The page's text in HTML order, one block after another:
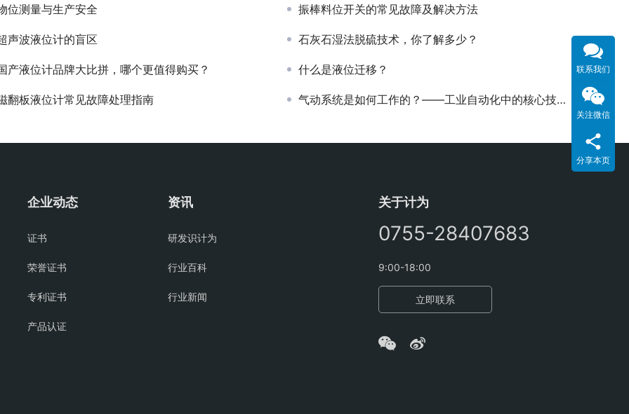
位测量与生产安全 振棒料位开关的常见故障及解决方法
声波液位计的盲区 石灰石湿法脱硫技术，你了解多少？
产液位计品牌大比拼，哪个更值得购买？ 什么是液位迁移？
翻板液位计常见故障处理指南 气动系统是如何工作的？——工业自动化中的核心技术解析
企业动态
证书
荣誉证书
专利证书
产品认证
资讯
研发识计为
行业百科
行业新闻
关于计为
0755-28407683
9:00-18:00
立即联系
联系我们
关注微信
分享本页